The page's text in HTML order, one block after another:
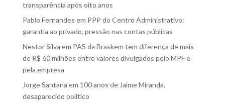
transparência após oito anos
Pablo Fernandes em PPP do Centro Administrativo:
garantia ao privado, pressão nas contas públicas
Nestor Silva em PAS da Braskem tem diferença de mais
de R$ 60 milhões entre valores divulgados pelo MPF e
pela empresa
Jorge Santana em 100 anos de Jaime Miranda,
desaparecido político